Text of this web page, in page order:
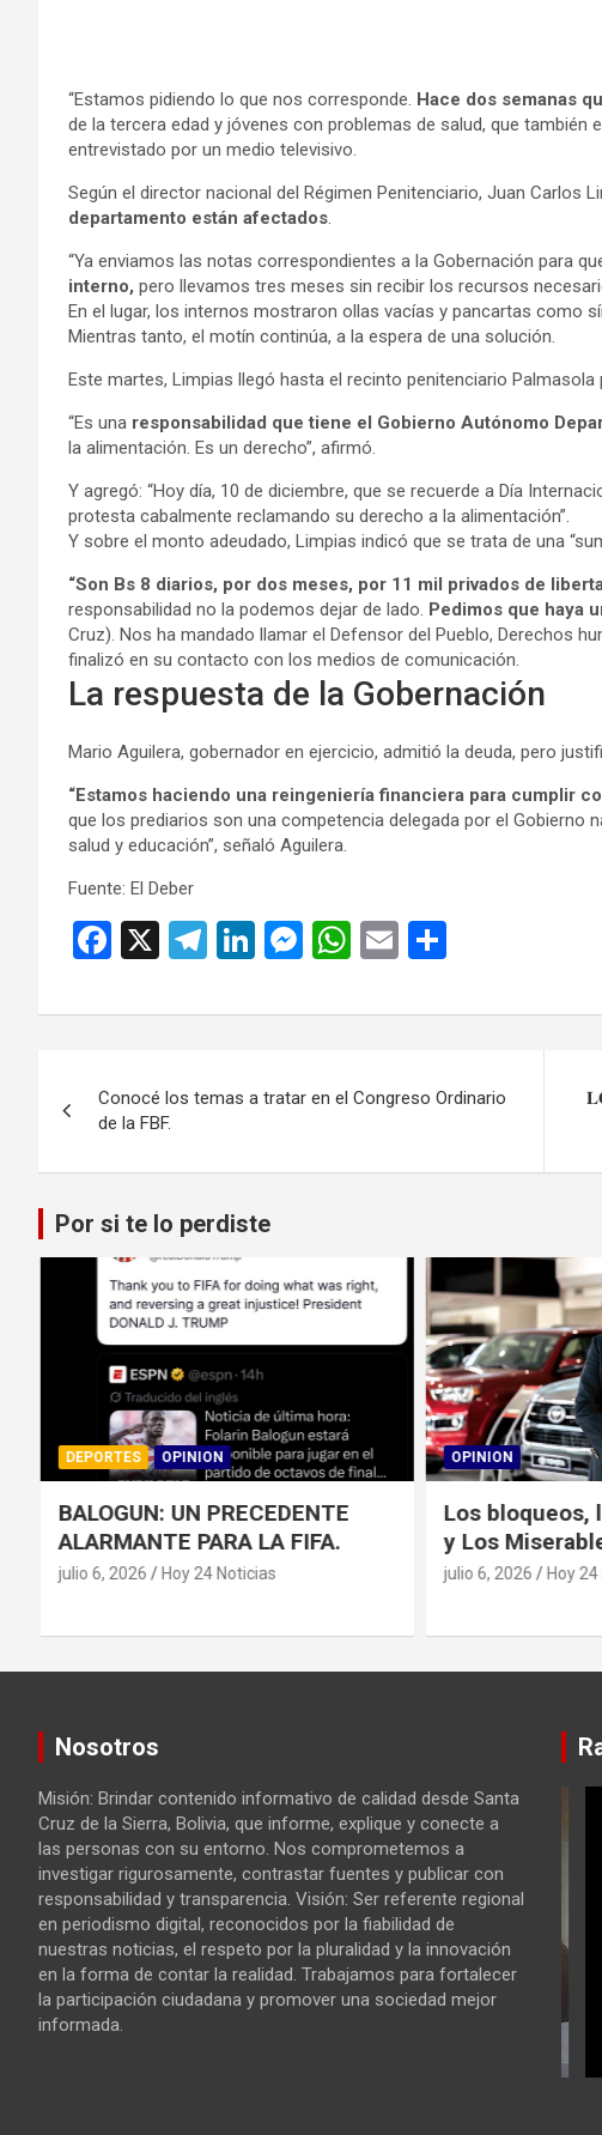
“Estamos pidiendo lo que nos corresponde. Hace dos semanas
de la tercera edad y jóvenes con problemas de salud, que
entrevistado por un medio televisivo.
Según el director nacional del Régimen Penitenciario, Juan Carlos
departamento están afectados.
“Ya enviamos las notas correspondientes a la Gobernación para
interno, pero llevamos tres meses sin recibir los recursos
En el lugar, los internos mostraron ollas vacías y pancartas como
Mientras tanto, el motín continúa, a la espera de una solución.
Este martes, Limpias llegó hasta el recinto penitenciario
“Es una responsabilidad que tiene el Gobierno Autónomo
la alimentación. Es un derecho”, afirmó.
Y agregó: “Hoy día, 10 de diciembre, que se recuerde a Día
protesta cabalmente reclamando su derecho a la alimentación”.
Y sobre el monto adeudado, Limpias indicó que se trata de una
“Son Bs 8 diarios, por dos meses, por 11 mil privados de
responsabilidad no la podemos dejar de lado. Pedimos que haya
Cruz). Nos ha mandado llamar el Defensor del Pueblo, Derechos
finalizó en su contacto con los medios de comunicación.
La respuesta de la Gobernación
Mario Aguilera, gobernador en ejercicio, admitió la deuda, pero
“Estamos haciendo una reingeniería financiera para cumplir
que los prediarios son una competencia delegada por el
salud y educación”, señaló Aguilera.
Fuente: El Deber
F
ce
o
o
k
X
T
e
a
Li
ke
n
M
se
g
W
at
A
p
E
ail m
ar
de
entradas
Conocé los temas a tratar en el Congreso Ordinario
de la FBF.
Por si te lo perdiste
DEPORTES OPINION
BALOGUN: UN PRECEDENTE
ALARMANTE PARA LA FIFA.
julio 6, 2026 Hoy 24 Noticias
OPINION
Los bloqueos,
y Los
julio 6, 2026 Hoy
Nosotros
Misión: Brindar contenido informativo de calidad desde Santa
Cruz de la Sierra, Bolivia, que informe, explique y conecte a
las personas con su entorno. Nos comprometemos a
investigar rigurosamente, contrastar fuentes y publicar con
responsabilidad y transparencia. Visión: Ser referente regional
en periodismo digital, reconocidos por la fiabilidad de
nuestras noticias, el respeto por la pluralidad y la innovación
en la forma de contar la realidad. Trabajamos para fortalecer
la participación ciudadana y promover una sociedad mejor
informada.
OPINION
VUELVO MÁS TARDE, YA.